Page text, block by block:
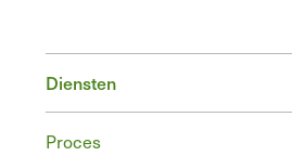
Diensten
Proces